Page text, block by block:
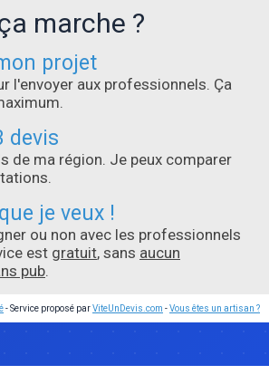
marche ?
projet
l'envoyer aux professionnels. Ça
devis
de ma région. Je peux comparer
je veux !
ou non avec les professionnels
est gratuit, sans aucun
pub.
- Service proposé parViteUnDevis.com -Vous êtes un artisan ?